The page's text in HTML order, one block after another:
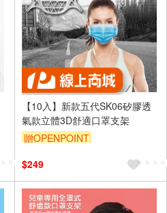
【10入】新款五代SK06矽膠透
氣款立體3D舒適口罩支架
贈OPENPOINT
$249